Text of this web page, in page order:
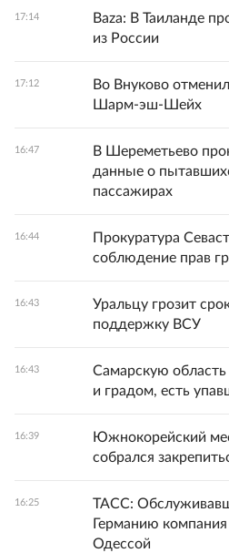
17:14
Baza: В Таиланде
из России
17:12
Во Внуково
Шарм-эш-Шейх
16:47
В Шереметьево
данные о
пассажирах
16:44
Прокуратура
соблюдение прав
16:43
Уральцу грозит
поддержку ВСУ
16:43
Самарскую
и градом, есть
16:39
Южнокорейский
собрался
16:25
ТАСС:
Германию
Одессой